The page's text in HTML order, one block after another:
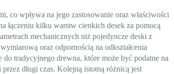
co wpływa na jego zastosowanie oraz właściwości
łączeniu kilku warstw cienkich desek za pomocą
mechanicznych niż pojedyncze deski z
oraz odpornością na odkształcenia
tradycyjnego drewna, które może być podatne na
długi czas. Kolejną istotną różnicą jest